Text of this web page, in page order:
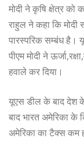
मोदी ने कृषि क्षेत्र को
राहुल ने कहा कि
पारस्परिक सम्बंध है।
पीएम मोदी ने
हवाले कर दिया।
यूएस डील के बाद देश
बाद भारत अमेरिका
अमेरिका का टैक्स कम